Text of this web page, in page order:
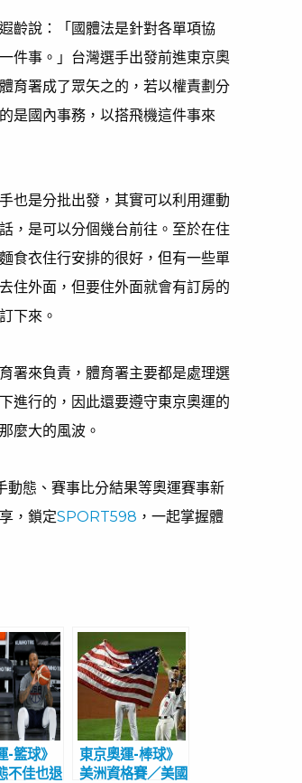
齡說：「國體法是針對各單項協
件事。」台灣選手出發前進東京奧
育署成了眾矢之的，若以權責劃分
是國內事務，以搭飛機這件事來
也是分批出發，其實可以利用運動
，是可以分個幾台前往。至於在住
食衣住行安排的很好，但有一些單
住外面，但要住外面就會有訂房的
下來。
署來負責，體育署主要都是處理選
進行的，因此還要遵守東京奧運的
麼大的風波。
態、賽事比分結果等奧運賽事新
，鎖定SPORT598 ，一起掌握體
-籃球》
不佳也退
東京奧運-棒球》
美洲資格賽／美國